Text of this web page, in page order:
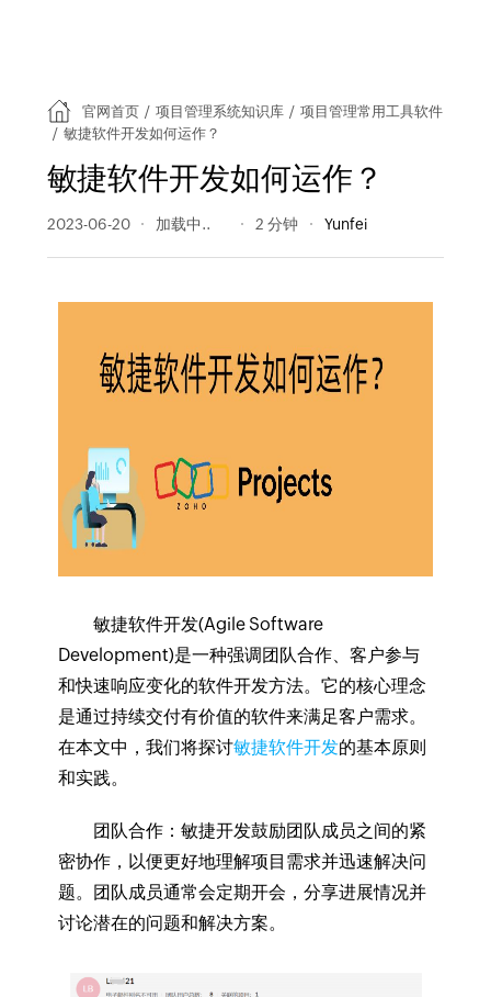
官网首页 / 项目管理系统知识库 / 项目管理常用工具软件
/ 敏捷软件开发如何运作？
敏捷软件开发如何运作？
2023-06-20 218 阅读量 2 分钟 Yunfei
敏捷软件开发(Agile Software
Development)是一种强调团队合作、客户参与
和快速响应变化的软件开发方法。它的核心理念
是通过持续交付有价值的软件来满足客户需求。
在本文中，我们将探讨敏捷软件开发的基本原则
和实践。
团队合作：敏捷开发鼓励团队成员之间的紧
密协作，以便更好地理解项目需求并迅速解决问
题。团队成员通常会定期开会，分享进展情况并
讨论潜在的问题和解决方案。